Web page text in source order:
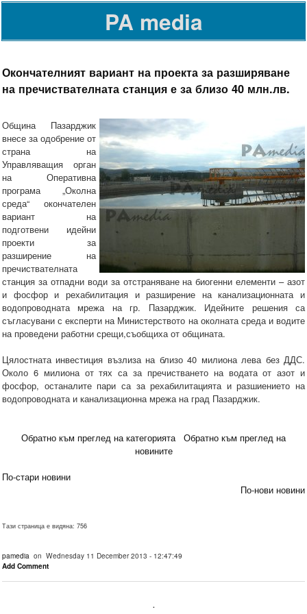
PA media
Окончателният вариант на проекта за разширяване
на пречиствателната станция е за близо 40 млн.лв.
Община Пазарджик
внесе за одобрение от
страна на
Управляващия орган
на Оперативна
програма „Околна
среда“ окончателен
вариант на
подготвени идейни
проекти за
разширение на
пречиствателната
станция за отпадни води за отстраняване на биогенни елементи – азот
и фосфор и рехабилитация и разширение на канализационната и
водопроводната мрежа на гр. Пазарджик. Идейните решения са
съгласувани с експерти на Министерството на околната среда и водите
на проведени работни срещи,съобщиха от общината.
Цялостната инвестиция възлиза на близо 40 милиона лева без ДДС.
Около 6 милиона от тях са за пречистването на водата от азот и
фосфор, останалите пари са за рехабилитацията и разшиението на
водопроводната и канализационна мрежа на град Пазарджик.
Обратно към преглед на категорията
Обратно към преглед на
новините
По-стари новини
По-нови новини
Тази страница е видяна: 756
pamedia on Wednesday 11 December 2013 - 12:47:49
Add Comment
.